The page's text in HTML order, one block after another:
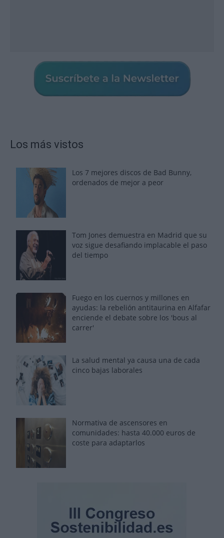
Los más vistos
Los 7 mejores discos de Bad Bunny,
ordenados de mejor a peor
Tom Jones demuestra en Madrid que su
voz sigue desafiando implacable el paso
del tiempo
Fuego en los cuernos y millones en
ayudas: la rebelión antitaurina en Alfafar
enciende el debate sobre los 'bous al
carrer'
La salud mental ya causa una de cada
cinco bajas laborales
Normativa de ascensores en
comunidades: hasta 40.000 euros de
coste para adaptarlos